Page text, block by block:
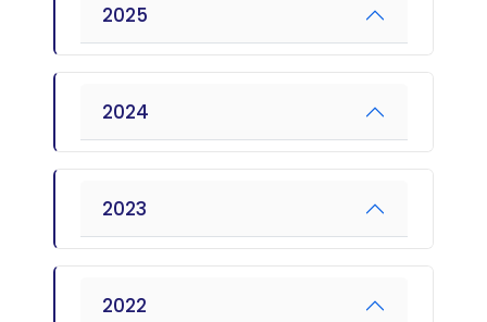
2025
2024
2023
2022